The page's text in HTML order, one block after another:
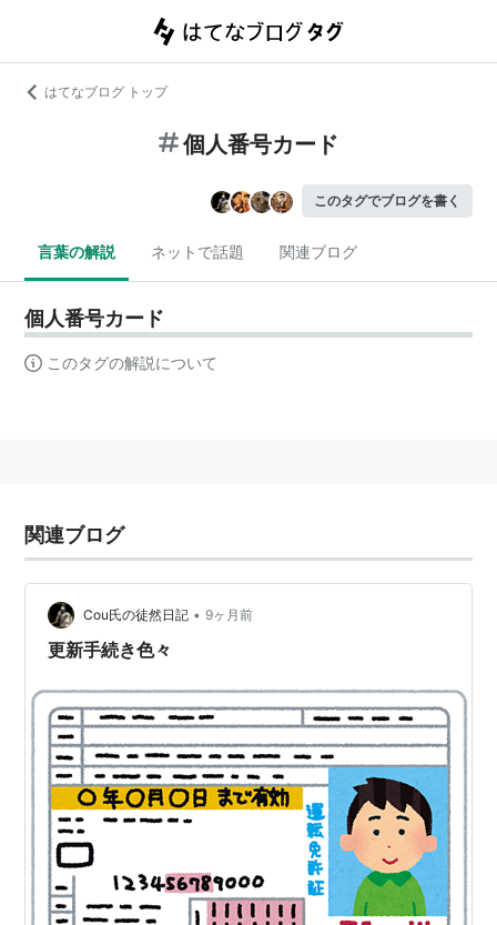
はてなブログ トップ
個人番号カード
このタグでブログを書く
言葉の解説 ネットで話題 関連ブログ
個人番号カード
このタグの解説について
関連ブログ
Cou氏の徒然日記 • 9ヶ月前
更新手続き色々